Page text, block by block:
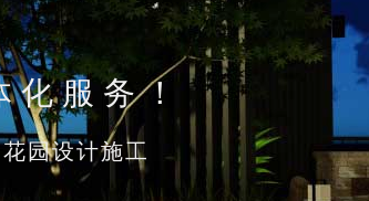
服务！
园设计施工